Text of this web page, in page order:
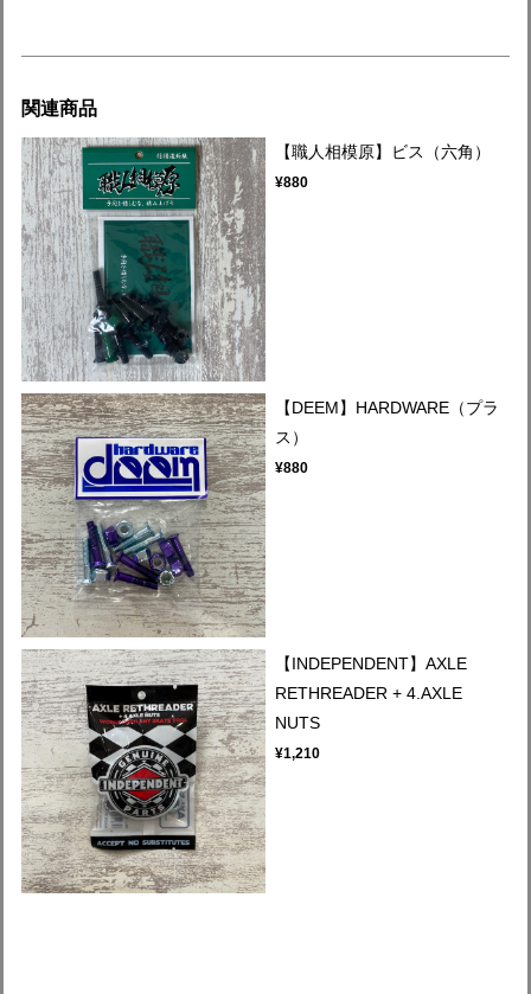
関連商品
【職人相模原】ビス（六角）
¥880
【DEEM】HARDWARE（プラ
ス）
¥880
【INDEPENDENT】AXLE
RETHREADER + 4.AXLE
NUTS
¥1,210